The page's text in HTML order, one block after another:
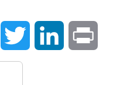
MessengerTwitter LinkedIn